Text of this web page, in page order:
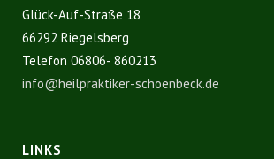
Glück-Auf-Straße 18
66292 Riegelsberg
Telefon 06806- 860213
info@heilpraktiker-schoenbeck.de
LINKS